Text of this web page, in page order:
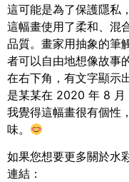
這可能是為了保護隱私
這幅畫使用了柔和、混
品質。畫家用抽象的筆
者可以自由地想像故事
在右下角，有文字顯示
是某某在 2020 年 8 月
我覺得這幅畫很有個性
味。
如果您想要更多關於水
連結：